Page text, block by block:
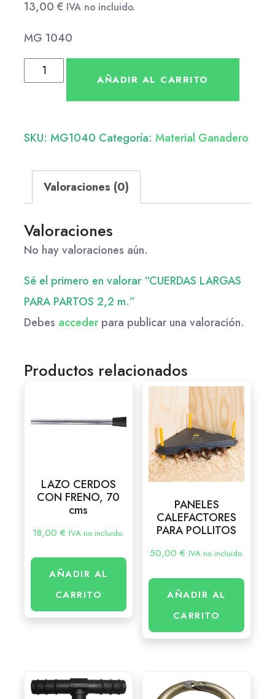
13,00 € IVA no incluido.
MG 1040
AÑADIR AL CARRITO
SKU: MG1040 Categoría: Material Ganadero
Valoraciones (0)
Valoraciones
No hay valoraciones aún.
Sé el primero en valorar “CUERDAS LARGAS
PARA PARTOS 2,2 m.”
Debes accederpara publicar una valoración.
Productos relacionados
LAZO CERDOS
CON FRENO, 70
cms
18,00€ IVA no incluido.
AÑADIR AL
CARRITO
PANELES
CALEFACTORES
PARA POLLITOS
50,00 € IVA no incluido.
AÑADIR AL
CARRITO